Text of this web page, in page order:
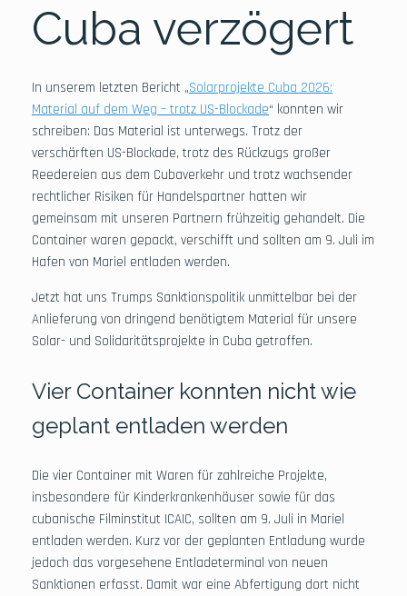
Cuba verzögert
In unserem letzten Bericht „Solarprojekte Cuba 2026:
Material auf dem Weg – trotz US-Blockade“ konnten wir
schreiben: Das Material ist unterwegs. Trotz der
verschärften US-Blockade, trotz des Rückzugs großer
Reedereien aus dem Cubaverkehr und trotz wachsender
rechtlicher Risiken für Handelspartner hatten wir
gemeinsam mit unseren Partnern frühzeitig gehandelt. Die
Container waren gepackt, verschifft und sollten am 9. Juli im
Hafen von Mariel entladen werden.
Jetzt hat uns Trumps Sanktionspolitik unmittelbar bei der
Anlieferung von dringend benötigtem Material für unsere
Solar- und Solidaritätsprojekte in Cuba getroffen.
Vier Container konnten nicht wie
geplant entladen werden
Die vier Container mit Waren für zahlreiche Projekte,
insbesondere für Kinderkrankenhäuser sowie für das
cubanische Filminstitut ICAIC, sollten am 9. Juli in Mariel
entladen werden. Kurz vor der geplanten Entladung wurde
jedoch das vorgesehene Entladeterminal von neuen
Sanktionen erfasst. Damit war eine Abfertigung dort nicht